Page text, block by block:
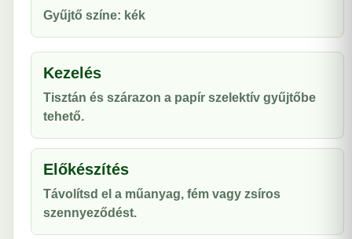
Gyűjtő színe: kék
Kezelés
Tisztán és szárazon a papír szelektív gyűjtőbe
tehető.
Előkészítés
Távolítsd el a műanyag, fém vagy zsíros
szennyeződést.